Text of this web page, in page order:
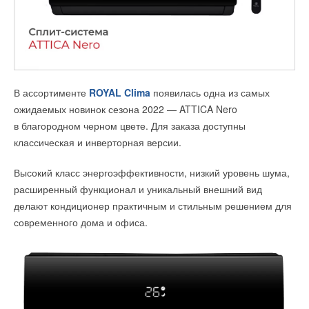
В ассортименте ROYAL Clima появилась одна из самых
ожидаемых новинок сезона 2022 — ATTICA Nero
в благородном черном цвете. Для заказа доступны
классическая и инверторная версии.
Высокий класс энергоэффективности, низкий уровень шума,
расширенный функционал и уникальный внешний вид
делают кондиционер практичным и стильным решением для
современного дома и офиса.
Приложение для знакомств Mamba и мессенджер Viber
провели совместный опрос для того, чтобы выяснить, с кем
наши соотечественник планируют встречать Новый 2022 год
и довольны ли они своим выбором. Заодно участникам
опроса предлагалось поделиться своими планами на все
новогодние каникулы.
Как оказалось, на вопрос “Готовы ли вы найти компанию для
встречи Нового года на сайте знакомств” 53% выбрали ответ
Форума.
к вопросам климатической повестки ВИЭ в энергосистеме
будут иметь всё большее значение. При этом важно
соблюсти разумный баланс интересов между